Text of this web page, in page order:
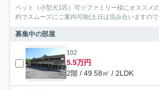
ペット（小型犬1匹）可☆ファミリー様にオススメ
約でスムーズにご案内可能(土日は混み合いますの
募集中の部屋
102
5.5万円
2階 / 49.58㎡ / 2LDK